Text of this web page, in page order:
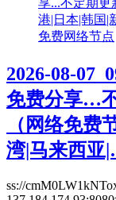
免费网络节点
2026-08-
免费分享…
（网络免费
湾|马来西亚
ss://